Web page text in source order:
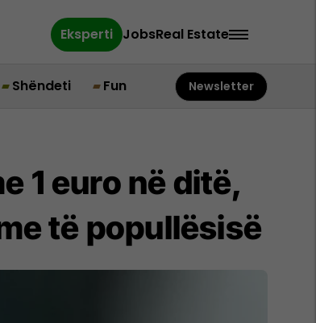
Eksperti JobsReal Estate
Shëndeti Fun Newsletter
1 euro në ditë,
të popullësisë